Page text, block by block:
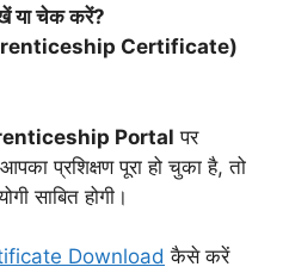
या चेक करें?
Certificate)
Portal पर
प्रशिक्षण पूरा हो चुका है, तो
साबित होगी।
Download कैसे करें